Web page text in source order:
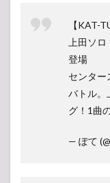
【KAT-
上田ソ
登場
センター
バトル。
グ！1曲
— ぽて